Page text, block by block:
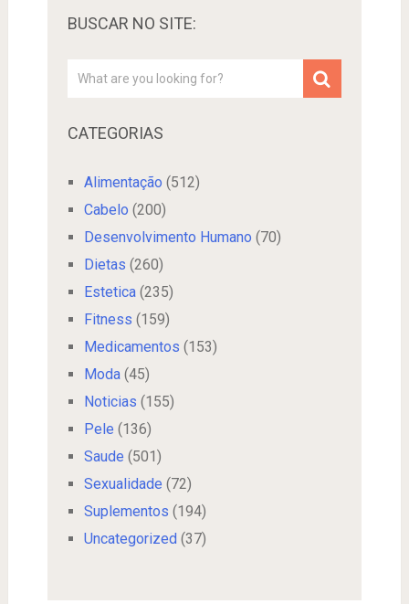
BUSCAR NO SITE:
CATEGORIAS
Alimentação (512)
Cabelo (200)
Desenvolvimento Humano (70)
Dietas (260)
Estetica(235)
Fitness (159)
Medicamentos (153)
Moda(45)
Noticias (155)
Pele (136)
Saude (501)
Sexualidade (72)
Suplementos (194)
Uncategorized (37)